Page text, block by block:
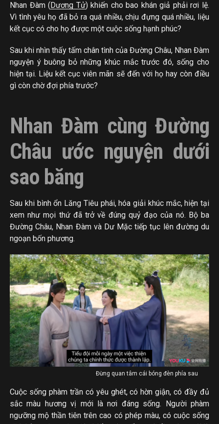
Nhan Đàm (Dương Tử) khiến cho bao khán giả phải rơi lệ.
Vì tình yêu họ đã bỏ ra quá nhiều, chịu đựng quá nhiều, liệu
kết cục có cho họ được một cuộc sống hạnh phúc?
Sau khi nhìn thấy tấm chân tình của Đường Châu, Nhan Đàm
nguyện ý buông bỏ những khúc mắc trước đó, sống cho
hiện tại. Liệu kết cục viên mãn sẽ đến với họ hay còn điều
gì còn chờ đợi phía trước?
Nhan Đàm cùng Đường
Châu ước nguyện dưới
sao băng
Sau khi bình ổn Lăng Tiêu phái, hóa giải khúc mắc, hiện tại
xem như mọi thứ đã trở về đúng quỷ đạo của nó. Bộ ba
Đường Châu, Nhan Đàm và Dư Mặc tiếp tục lên đường du
ngoạn bốn phương.
Đừng quan tâm cái bóng đèn phía sau
Cuộc sống phàm trần có yêu ghét, có hờn giận, có đầy đủ
sắc màu hương vị mới là nơi đáng sống. Người phàm
ngưỡng mộ thần tiên trên cao có phép màu, có cuộc sống